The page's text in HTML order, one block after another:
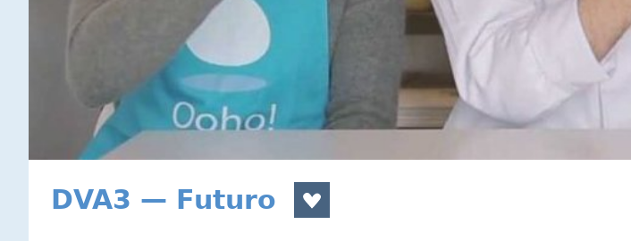
DVA3 — Futuro